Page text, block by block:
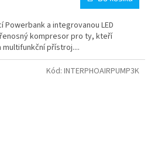
a integrovanou LED
kompresor pro ty, kteří
přístroj....
Kód: INTERPHOAIRPUMP3K